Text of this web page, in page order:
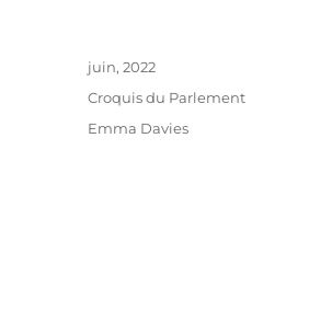
Auteur
Publié
juin, 2022
Catégories
Croquis du Parlement
Étiquettes
Emma Davies